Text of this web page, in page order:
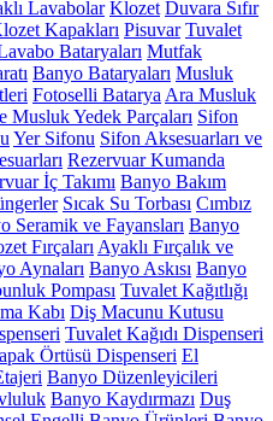
Lavabolar Klozet Duvara Sıfır
Kapakları Pisuvar Tuvalet
Bataryaları Mutfak
Banyo Bataryaları Musluk
Fotoselli Batarya Ara Musluk
Musluk Yedek Parçaları Sifon
Yer Sifonu Sifon Aksesuarları ve
Rezervuar Kumanda
İç Takımı Banyo Bakım
Sıcak Su Torbası Cımbız
Seramik ve Fayansları Banyo
Fırçaları Ayaklı Fırçalık ve
Aynaları Banyo Askısı Banyo
Pompası Tuvalet Kağıtlığı
Kabı Diş Macunu Kutusu
Tuvalet Kağıdı Dispenseri
Örtüsü Dispenseri El
Banyo Düzenleyicileri
Banyo Kaydırmazı Duş